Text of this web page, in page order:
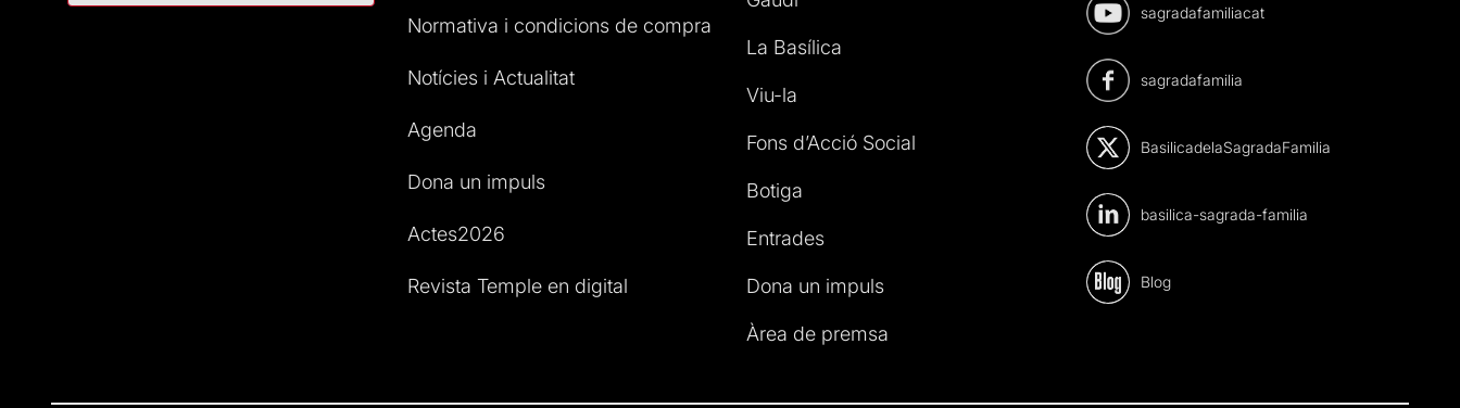
Normativa i condicions de compra
Notícies i Actualitat
Agenda
Dona un impuls
Actes2026
Revista Temple en digital
La Basílica
Viu-la
Fons d’Acció Social
Botiga
Entrades
Dona un impuls
Àrea de premsa
sagradafamiliacat
sagradafamilia
BasilicadelaSagradaFamilia
basilica-sagrada-familia
Blog